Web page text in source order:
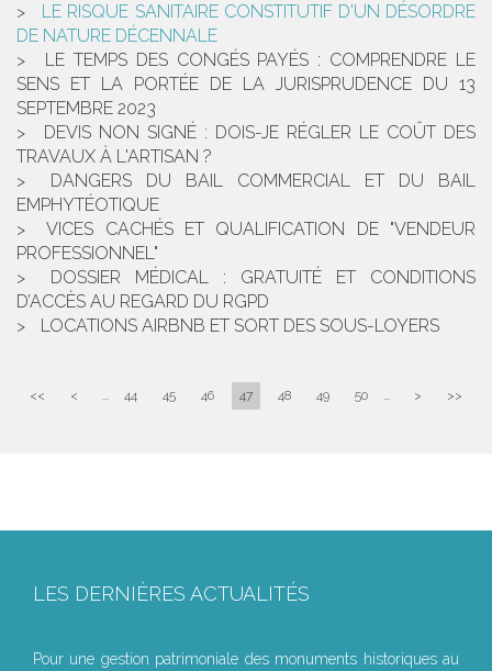
LE RISQUE SANITAIRE CONSTITUTIF D'UN DÉSORDRE
DE NATURE DÉCENNALE
LE TEMPS DES CONGÉS PAYÉS : COMPRENDRE LE
SENS ET LA PORTÉE DE LA JURISPRUDENCE DU 13
SEPTEMBRE 2023
DEVIS NON SIGNÉ : DOIS-JE RÉGLER LE COÛT DES
TRAVAUX À L'ARTISAN ?
DANGERS DU BAIL COMMERCIAL ET DU BAIL
EMPHYTÉOTIQUE
VICES CACHÉS ET QUALIFICATION DE "VENDEUR
PROFESSIONNEL"
DOSSIER MÉDICAL : GRATUITÉ ET CONDITIONS
D’ACCÈS AU REGARD DU RGPD
LOCATIONS AIRBNB ET SORT DES SOUS-LOYERS
<< < ... 44 45 46 47 48 49 50 ... > >>
LES DERNIÈRES ACTUALITÉS
Pour une gestion patrimoniale des monuments historiques au